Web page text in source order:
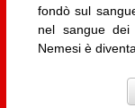
fondò sul
nel sangue
Nemesi è